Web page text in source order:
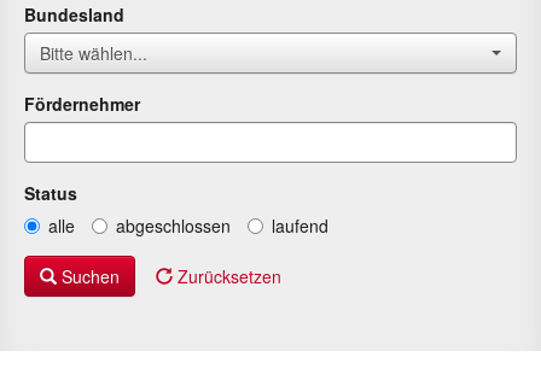
Bundesland
Bitte wählen...
Fördernehmer
Status
alle
abgeschlossen laufend
Suchen Zurücksetzen